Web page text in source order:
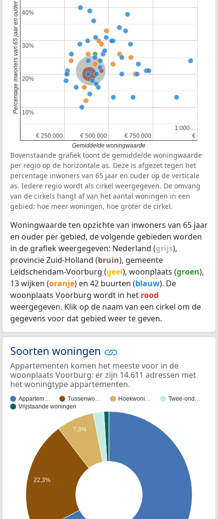
Nederland
Provincie Zuid-Holland
€ 250.000
€ 250.000 € 500.000
€ 500.000 € 750.000
€ 750.000 €
€
1.000…
1.000…
10%
10%
20%
20%
30%
30%
40%
40%
Gemiddelde woningwaarde
Percentage inwoners van 65 jaar en ouder
Bovenstaande grafiek toont de gemiddelde woningwaarde
per regio op de horizontale as. Deze is afgezet tegen het
percentage inwoners van 65 jaar en ouder op de verticale
as. Iedere regio wordt als cirkel weergegeven. De omvang
van de cirkels hangt af van het aantal woningen in een
gebied: hoe meer woningen, hoe groter de cirkel.
Woningwaarde ten opzichte van inwoners van 65 jaar
en ouder per gebied, de volgende gebieden worden
in de grafiek weergegeven: Nederland (grijs),
provincie Zuid-Holland (bruin), gemeente
Leidschendam-Voorburg (geel), woonplaats (groen),
13 wijken (oranje) en 42 buurten (blauw). De
woonplaats Voorburg wordt in het rood
weergegeven. Klik op de naam van een cirkel om de
gegevens voor dat gebied weer te geven.
Soorten woningen
Appartementen komen het meeste voor in de
woonplaats Voorburg: er zijn 14.611 adressen met
het woningtype appartementen.
Appartem… Tussenwo… Hoekwoni…
Twee-ond…
Vrijstaande woningen
7,3%
22,3%